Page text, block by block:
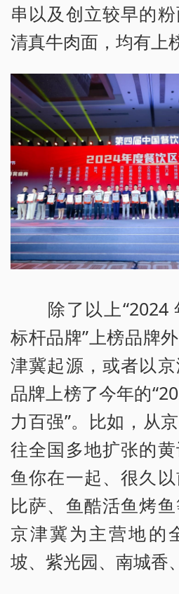
串以及创立较早的
清真牛肉面，均有上
除了以上“2024
标杆品牌”上榜品牌
津冀起源，或者以
品牌上榜了今年的
力百强”。比如，从
往全国多地扩张的黄
鱼你在一起、很久
比萨、鱼酷活鱼烤
京津冀为主营地的
坡、紫光园、南城香